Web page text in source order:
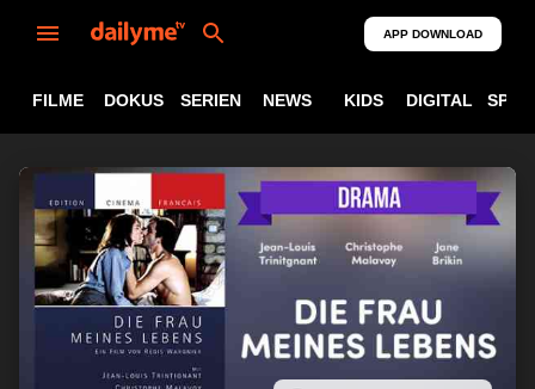
APP DOWNLOAD
FILME DOKUS SERIEN NEWS KIDS DIGITAL